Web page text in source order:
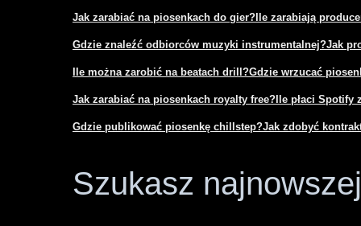
Jak zarabiać na piosenkach do gier? Ile zarabiają
Gdzie znaleźć odbiorców muzyki instrumentalnej?Jak
Ile można zarobić na beatach drill?Gdzie wrzucać
Jak zarabiać na piosenkach royalty free? Ile płaci Spotify
Gdzie publikować piosenkę chillstep?Jak zdobyć
Szukasz